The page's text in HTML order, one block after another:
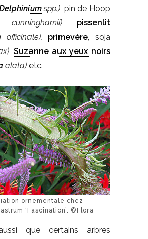
spp.), pin de Hoop
cunninghamii), pissenlit
officinale),
primevère, soja
, Suzanne aux yeux noirs
alata) etc.
ornementale chez
‘Fascination’. ©Flora
que certains arbres